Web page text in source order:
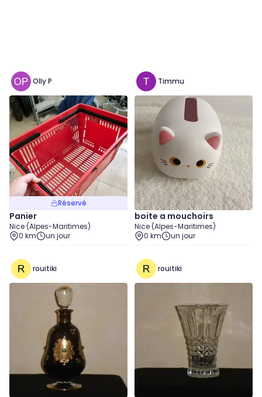
Olly P
Réservé
Panier
Nice (Alpes-Maritimes)
0 km
un jour
Timmu
boite a mouchoirs
Nice (Alpes-Maritimes)
0 km
un jour
rouitiki rouitiki